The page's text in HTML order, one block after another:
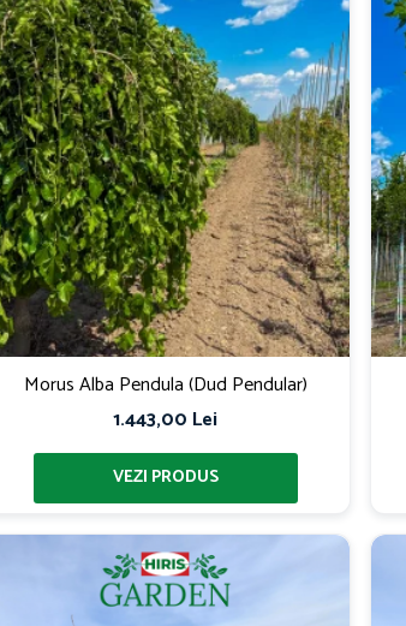
Morus Alba Pendula (Dud Pendular)
1.443,00 Lei